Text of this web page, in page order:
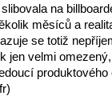
na
měsíců a
se totiž
jen velmi